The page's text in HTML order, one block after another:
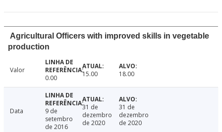
Agricultural Officers with improved skills in vegetable
production
Valor
0.00
15.00 18.00
Data
9 de
setembro
de 2016
31 de
dezembro
de 2020
31 de
dezembro
de 2020